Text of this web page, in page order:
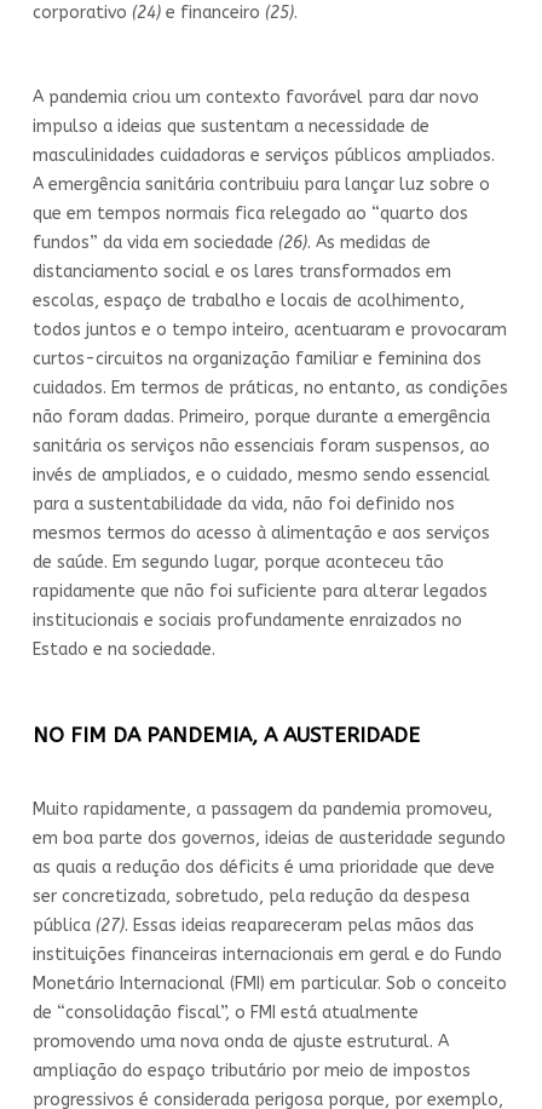
corporativo (24) e financeiro (25).
A pandemia criou um contexto favorável para dar novo
impulso a ideias que sustentam a necessidade de
masculinidades cuidadoras e serviços públicos ampliados.
A emergência sanitária contribuiu para lançar luz sobre o
que em tempos normais fica relegado ao “quarto dos
fundos” da vida em sociedade (26). As medidas de
distanciamento social e os lares transformados em
escolas, espaço de trabalho e locais de acolhimento,
todos juntos e o tempo inteiro, acentuaram e provocaram
curtos-circuitos na organização familiar e feminina dos
cuidados. Em termos de práticas, no entanto, as condições
não foram dadas. Primeiro, porque durante a emergência
sanitária os serviços não essenciais foram suspensos, ao
invés de ampliados, e o cuidado, mesmo sendo essencial
para a sustentabilidade da vida, não foi definido nos
mesmos termos do acesso à alimentação e aos serviços
de saúde. Em segundo lugar, porque aconteceu tão
rapidamente que não foi suficiente para alterar legados
institucionais e sociais profundamente enraizados no
Estado e na sociedade.
NO FIM DA PANDEMIA, A AUSTERIDADE
Muito rapidamente, a passagem da pandemia promoveu,
em boa parte dos governos, ideias de austeridade segundo
as quais a redução dos déficits é uma prioridade que deve
ser concretizada, sobretudo, pela redução da despesa
pública (27). Essas ideias reapareceram pelas mãos das
instituições financeiras internacionais em geral e do Fundo
Monetário Internacional (FMI) em particular. Sob o conceito
de “consolidação fiscal”, o FMI está atualmente
promovendo uma nova onda de ajuste estrutural. A
ampliação do espaço tributário por meio de impostos
progressivos é considerada perigosa porque, por exemplo,